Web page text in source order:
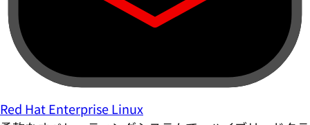
Red Hat Enterprise Linux